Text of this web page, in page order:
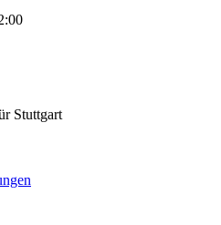
Stuttgart